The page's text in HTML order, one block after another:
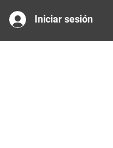
Iniciar sesión